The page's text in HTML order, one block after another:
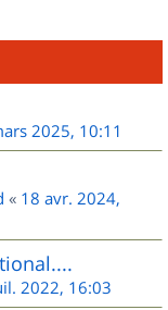
2025, 10:11
« 18 avr. 2024,
2022, 16:03